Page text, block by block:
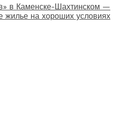
в Каменске-Шахтинском —
жилье на хороших условиях